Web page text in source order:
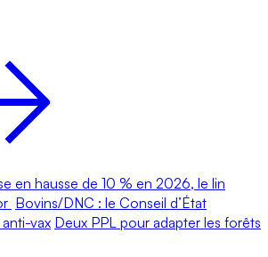
en hausse de 10 % en 2026, le lin
Bovins/DNC : le Conseil d’État
vax Deux PPL pour adapter les forêts